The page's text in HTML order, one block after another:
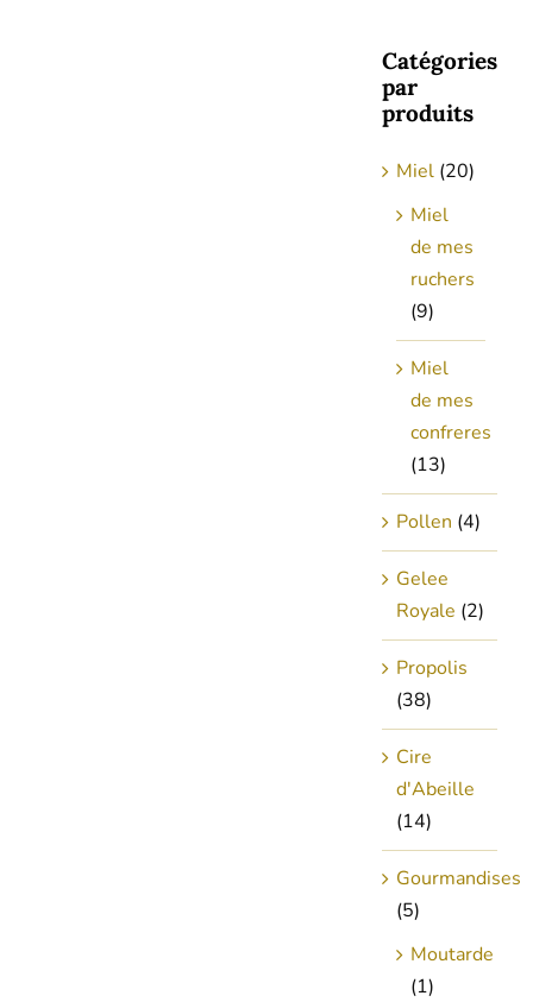
Catégories
par
produits
Miel (20)
Miel
de mes
ruchers
(9)
Miel
de mes
confreres
(13)
Pollen (4)
Gelee
Royale (2)
Propolis
(38)
Cire
d'Abeille
(14)
Gourmandises
(5)
Moutarde
(1)